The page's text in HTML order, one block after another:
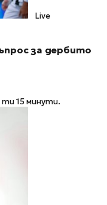
Live
за дербито
ти 15 минути.